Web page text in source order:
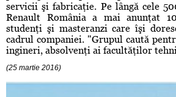
servicii şi fabricaţie. Pe lângă cele
Renault România a mai anunţat
studenţi şi masteranzi care îşi
cadrul companiei. "Grupul caută
ingineri, absolvenţi ai facultăţilor
(25 martie 2016)